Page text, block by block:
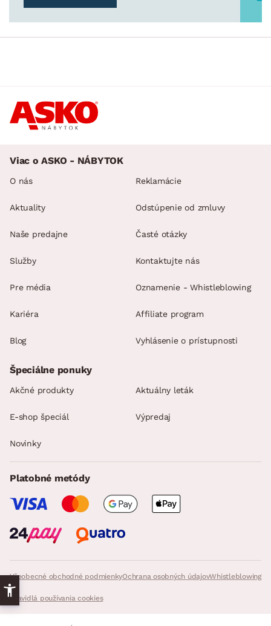
Viac o ASKO - NÁBYTOK
O nás
Aktuality
Naše predajne
Služby
Pre média
Kariéra
Blog
Reklamácie
Odstúpenie od zmluvy
Časté otázky
Kontaktujte nás
Oznamenie - Whistleblowing
Affiliate program
Vyhlásenie o prístupnosti
Všeobecné obchodné podmienkyOchrana osobných údajovWhistleblowing
Pravidlá používania cookies
Špeciálne ponuky
Akčné produkty Aktuálny leták
E-shop špeciál Výpredaj
Novinky
Platobné metódy